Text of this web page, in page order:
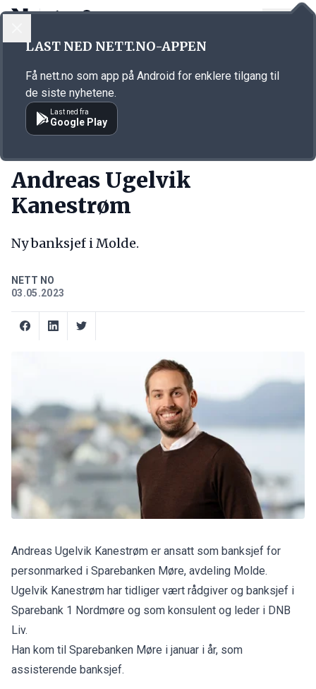
Annonsørinnhold
Andreas Ugelvik
Kanestrøm
Ny banksjef i Molde.
NETT NO
03.05.2023
Andreas Ugelvik Kanestrøm er ansatt som banksjef for
personmarked i Sparebanken Møre, avdeling Molde.
Ugelvik Kanestrøm har tidliger vært rådgiver og banksjef i
Sparebank 1 Nordmøre og som konsulent og leder i DNB
Liv.
Han kom til Sparebanken Møre i januar i år, som
assisterende banksjef.
LAST NED NETT.NO-APPEN
Få nett.no som app på Android for enklere tilgang til
de siste nyhetene.
Last ned fra
Google Play